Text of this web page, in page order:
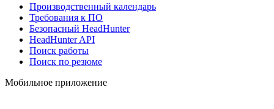
Производственный календарь
Требования к ПО
Безопасный HeadHunter
HeadHunter API
Поиск работы
Поиск по резюме
Мобильное приложение